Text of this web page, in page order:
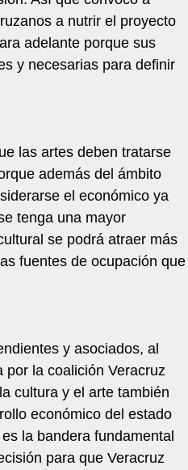
a nutrir el proyecto
adelante porque sus
y necesarias para definir
las artes deben tratarse
además del ámbito
el económico ya
tenga una mayor
se podrá atraer más
fuentes de ocupación que
y asociados, al
por la coalición Veracruz
cultura y el arte también
económico del estado
la bandera fundamental
para que Veracruz